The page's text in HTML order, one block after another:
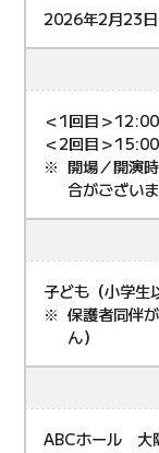
2026年2月23日
＜1回目＞
＜2回目＞
開場／開演
合がございま
子ども（小学
保護者同伴
ん）
ABCホール 大